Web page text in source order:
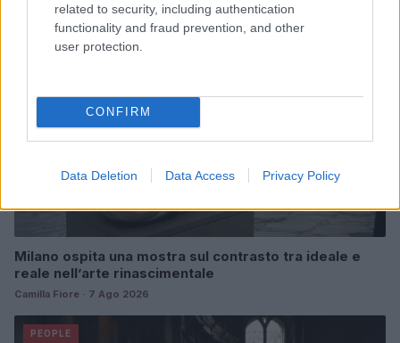
related to security, including authentication
functionality and fraud prevention, and other
user protection.
CONFIRM
Data Deletion Data Access Privacy Policy
BELLEZZA
Milano ospita una mostra sul contrasto tra ideale e
reale nell’arte rinascimentale
Camilla Fiore · 7 Ago 2026
PEOPLE